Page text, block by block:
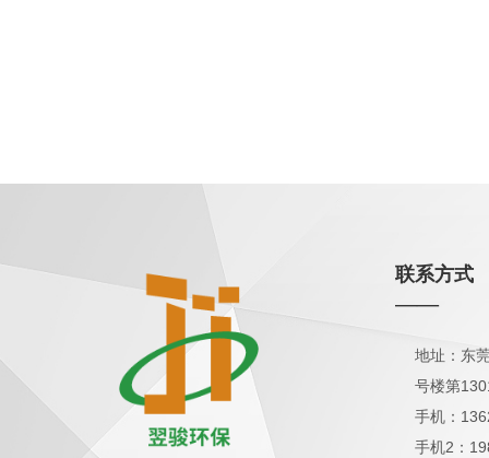
联系方式
——
地址：东
号楼第
手机：
手机2：